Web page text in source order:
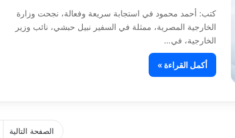
كتب: أحمد محمود في استجابة سريعة وفعالة، نجحت وزارة
الخارجية المصرية، ممثلة في السفير نبيل حبشي، نائب وزير
الخارجية، في…
أكمل القراءة »
الصفحة التالية